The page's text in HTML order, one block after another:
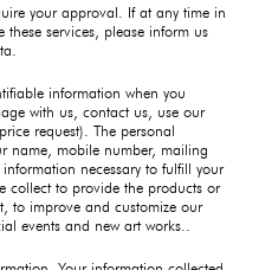
your approval. If at any time in
services, please inform us
information when you
with us, contact us, use our
request). The personal
name, mobile number, mailing
necessary to fulfill your
collect to provide the products or
to improve and customize our
events and new art works..